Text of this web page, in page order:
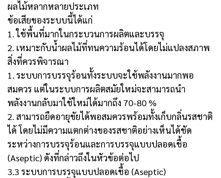
ผลไม้หลากหลายประเภท
ข้อเสียของระบบนี้ได้แก่
1. ใช้พื้นที่มากในกระบวนการผลิตและบรรจุ
2. เหมาะกับน้ำผลไม้ที่ทนความร้อนได้โดยไม่แปลงสภาพ
สิ่งที่ควรพิจารณา
1. ระบบการบรรจุร้อนทั้งระบบจะใช้พลังงานมากพอ
สมควร แต่ในระบบการผลิตสมัยใหม่จะสามารถนำ
พลังงานกลับมาใช้ใหม่ได้มากถึง 70-80 %
2. สามารถยืดอายุขัยได้พอสมควรพร้อมทั้งเก็บกลิ่นรสชาติ
ได้ โดยไม่มีความแตกต่างของรสชาติอย่างเห็นได้ชัด
ระหว่างการบรรจุร้อนและการบรรจุแบบปลอดเชื้อ
(Aseptic) ดังที่กล่าวถึงในหัวข้อต่อไป
3.3 ระบบการบรรจุแบบปลอดเชื้อ (Aseptic)